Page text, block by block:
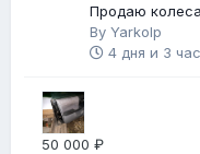
Продаю
зимней резиной
By Yarkolp
4 дня и 3
50 000 ₽